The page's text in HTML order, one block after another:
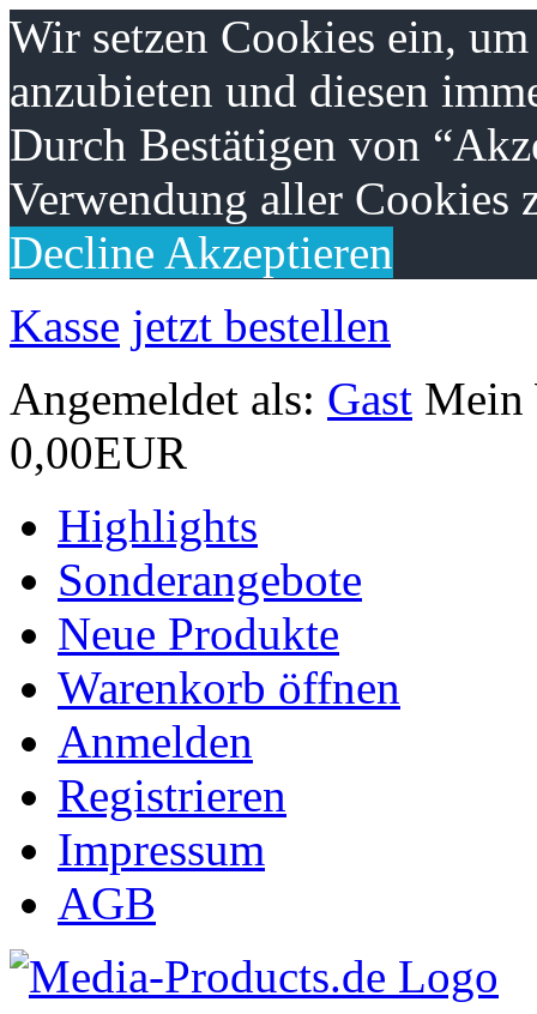
Wir setzen Cookies ein,
anzubieten und diesen
Durch Bestätigen von
Verwendung aller Cookies
Decline Akzeptieren
Kasse jetzt bestellen
Angemeldet als: Gast Mein
0,00EUR
Highlights
Sonderangebote
Neue Produkte
Warenkorb öffnen
Anmelden
Registrieren
Impressum
AGB